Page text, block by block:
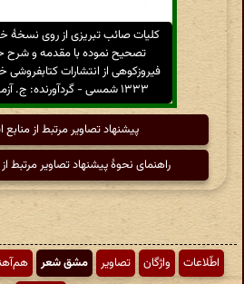
کلیات صائب تبریزی از روی
تصحیح نموده با مقدمه و شرح
فیروزکوهی از انتشارات
۱۳۳۳ شمسی - گردآورنده: ج. آزمون - تصویر ۲۹
پیشنهاد تصاویر مرتبط از منابع
راهنمای نحوهٔ پیشنهاد تصاویر مرتبط
اطّلاعات واژگان تصاویر مشق شعر